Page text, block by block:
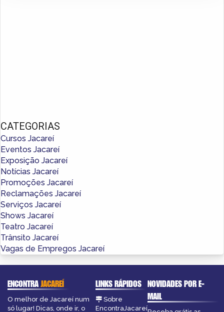
CATEGORIAS
Cursos Jacareí
Eventos Jacareí
Exposição Jacareí
Notícias Jacareí
Promoções Jacareí
Reclamações Jacareí
Serviços Jacareí
Shows Jacareí
Teatro Jacareí
Trânsito Jacareí
Vagas de Empregos Jacareí
ENCONTRAJACAREÍ
O melhor de Jacareí num
só lugar! Dicas, onde ir, o
LINKS RÁPIDOS
Sobre
EncontraJacareí
NOVIDADES POR E-
MAIL